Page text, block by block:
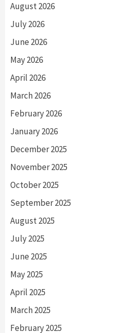
August 2026
July 2026
June 2026
May 2026
April 2026
March 2026
February 2026
January 2026
December 2025
November 2025
October 2025
September 2025
August 2025
July 2025
June 2025
May 2025
April 2025
March 2025
February 2025